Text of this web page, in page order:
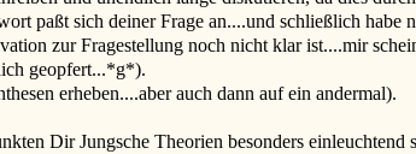
paßt sich deiner Frage an....und schließlich
zur Fragestellung noch nicht klar ist....mir
geopfert...*g*).
erheben....aber auch dann auf ein andermal).
Dir Jungsche Theorien besonders einleuchtend